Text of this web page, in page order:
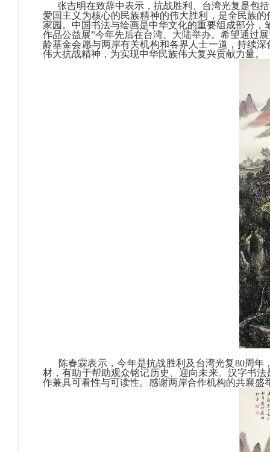
张吉明在致辞中表示，抗战胜利、台湾光复是包
爱国主义为核心的民族精神的伟大胜利，是全民族
家园。中国书法与绘画是中华文化的重要组成部分
作品公益展”今年先后在台湾、大陆举办。希望通过
龄基金会愿与两岸有关机构和各界人士一道，持续
伟大抗战精神，为实现中华民族伟大复兴贡献力量。
陈春霖表示，今年是抗战胜利及台湾光复80周年
材，有助于帮助观众铭记历史、迎向未来。汉字书
作兼具可看性与可读性。感谢两岸合作机构的共襄